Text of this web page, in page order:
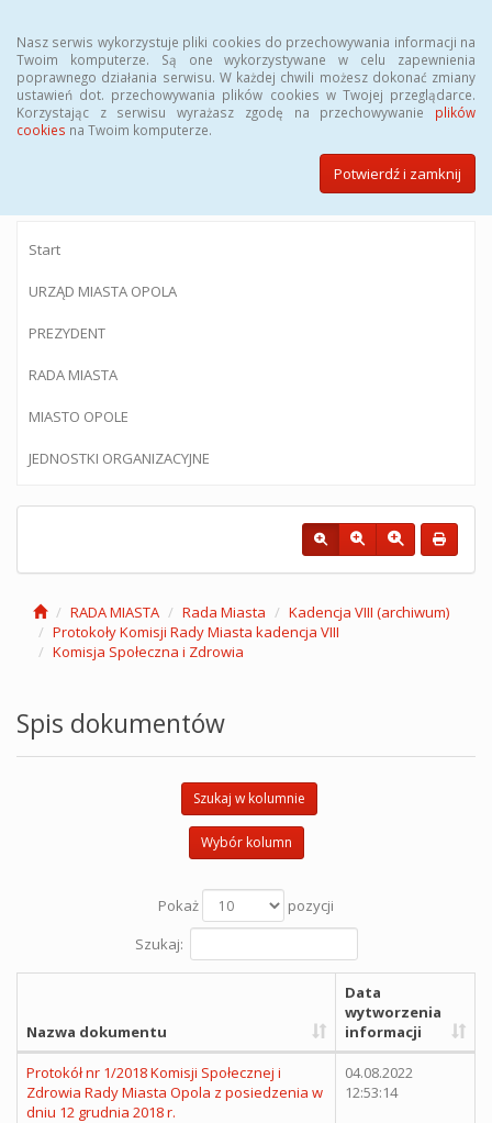
Nasz serwis wykorzystuje pliki cookies do przechowywania informacji na
Twoim komputerze. Są one wykorzystywane w celu zapewnienia
poprawnego działania serwisu. W każdej chwili możesz dokonać zmiany
ustawień dot. przechowywania plików cookies w Twojej przeglądarce.
Korzystając z serwisu wyrażasz zgodę na przechowywanie plików
cookies na Twoim komputerze.
Potwierdź i zamknij
BIULETYN INFORMACJI PUBLICZNEJ
Urzędu Miasta Opola
Start
URZĄD MIASTA OPOLA
PREZYDENT
RADA MIASTA
MIASTO OPOLE
JEDNOSTKI ORGANIZACYJNE
RADA MIASTA Rada Miasta
Kadencja VIII (archiwum)
Protokoły Komisji Rady Miasta kadencja VIII
Komisja Społeczna i Zdrowia
Spis dokumentów
Szukaj w kolumnie
Wybór kolumn
Pokaż
pozycji
Szukaj:
Nazwa dokumentu
Data
wytworzenia
informacji
Protokół nr 1/2018 Komisji Społecznej i
Zdrowia Rady Miasta Opola z posiedzenia w
dniu 12 grudnia 2018 r.
04.08.2022
12:53:14